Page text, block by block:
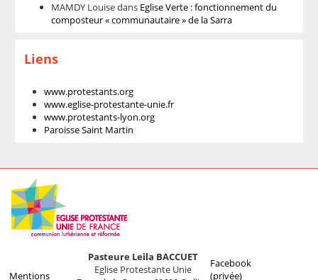
MAMDY Louisedans Eglise Verte : fonctionnement du
composteur « communautaire » de la Sarra
Liens
www.protestants.org
www.eglise-protestante-unie.fr
www.protestants-lyon.org
Paroisse Saint Martin
Mentions
Pasteure Leila BACCUET
Eglise Protestante Unie
Facebook
(privée)